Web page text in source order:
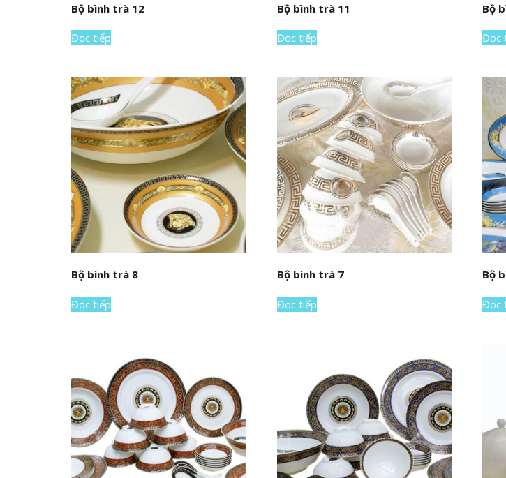
Bộ bình trà 12
Đọc tiếp
Bộ bình trà 11
Đọc tiếp
Bộ
Đọc
Bộ bình trà 8
Đọc tiếp
Bộ bình trà 7
Đọc tiếp
Bộ
Đọc